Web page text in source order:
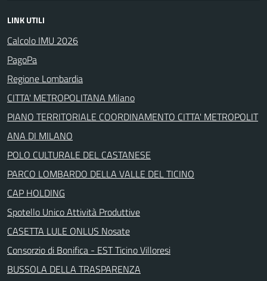
LINK UTILI
Calcolo IMU 2026
PagoPa
Regione Lombardia
CITTA' METROPOLITANA Milano
PIANO TERRITORIALE COORDINAMENTO CITTA' METROPOLIT
ANA DI MILANO
POLO CULTURALE DEL CASTANESE
PARCO LOMBARDO DELLA VALLE DEL TICINO
CAP HOLDING
Spotello Unico Attività Produttive
CASETTA LULE ONLUS Nosate
Consorzio di Bonifica - EST Ticino Villoresi
BUSSOLA DELLA TRASPARENZA